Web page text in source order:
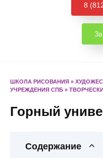
8
ШКОЛА РИСОВАНИЯ »
УЧРЕЖДЕНИЯ СПБ »
Горный
Содержание